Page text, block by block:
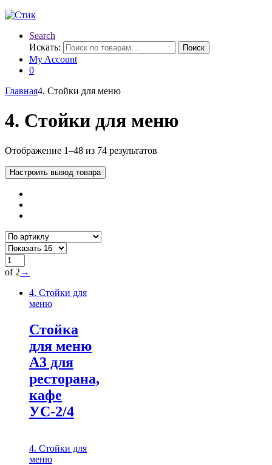
Search
Искать:
Поиск
My Account
0
Главная4. Стойки для меню
4. Стойки для меню
Отображение 1–48 из 74 результатов
Настроить вывод товара
of 2 →
4. Стойки для
меню
Стойка
для меню
А3 для
ресторана,
кафе
УС-2/4
4. Стойки для
меню